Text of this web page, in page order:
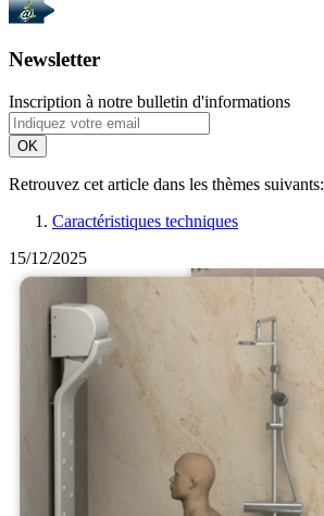
Newsletter
Inscription à notre bulletin d'informations
OK
Retrouvez cet article dans les thèmes suivants:
Caractéristiques techniques
15/12/2025